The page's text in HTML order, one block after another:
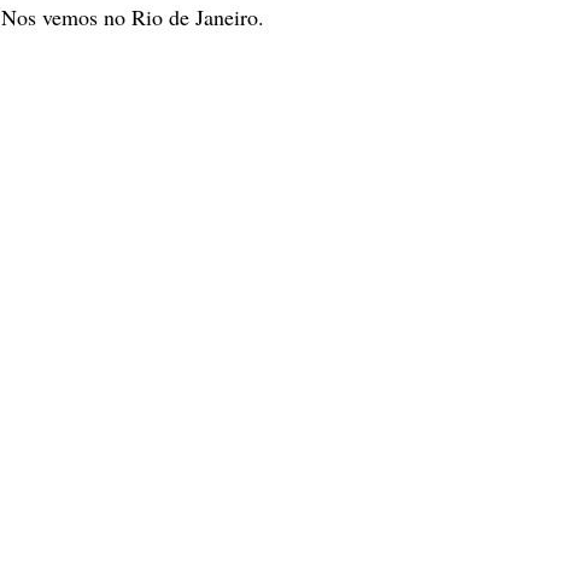
Nos vemos no Rio de Janeiro.